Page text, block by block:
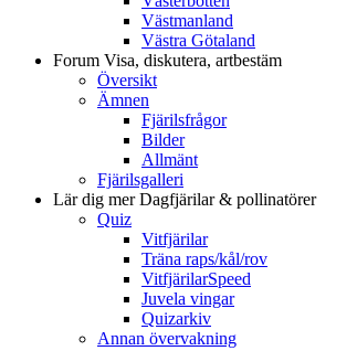
Västmanland
Västra Götaland
Forum Visa, diskutera, artbestäm
Översikt
Ämnen
Fjärilsfrågor
Bilder
Allmänt
Fjärilsgalleri
Lär dig merDagfjärilar & pollinatörer
Quiz
Vitfjärilar
Träna raps/kål/rov
VitfjärilarSpeed
Juvela vingar
Quizarkiv
Annan övervakning